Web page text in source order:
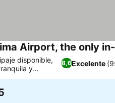
Airport, the only
8,6Excelente
disponible,
y